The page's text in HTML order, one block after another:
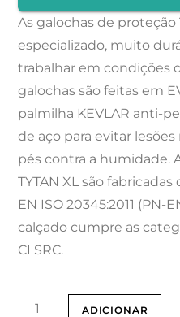
As galochas de proteção
especializado, muito
trabalhar em condições
galochas são feitas em
palmilha KEVLAR anti-
de aço para evitar
pés contra a humidade.
TYTAN XL são
EN ISO 20345:2011 (PN-
calçado cumpre as
CI SRC.
QuantidadeADICIONAR